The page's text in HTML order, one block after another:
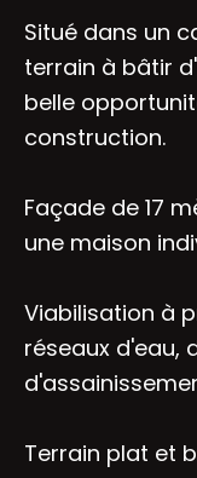
Situé dans un
terrain à bâtir
belle
construction.
Façade de 17
une maison
Viabilisation à
réseaux d'eau,
Terrain plat et